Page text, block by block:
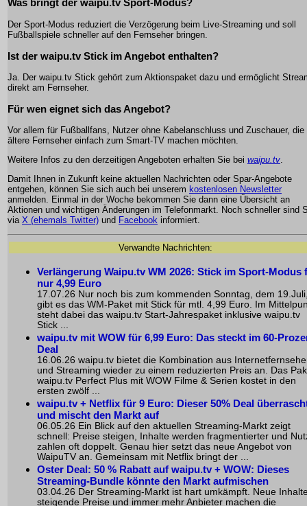
Was bringt der waipu.tv Sport-Modus?
Der Sport-Modus reduziert die Verzögerung beim Live-Streaming und soll
Fußballspiele schneller auf den Fernseher bringen.
Ist der waipu.tv Stick im Angebot enthalten?
Ja. Der waipu.tv Stick gehört zum Aktionspaket dazu und ermöglicht
direkt am Fernseher.
Für wen eignet sich das Angebot?
Vor allem für Fußballfans, Nutzer ohne Kabelanschluss und Zuschauer, die
ältere Fernseher einfach zum Smart-TV machen möchten.
Weitere Infos zu den derzeitigen Angeboten erhalten Sie bei waipu.tv.
Damit Ihnen in Zukunft keine aktuellen Nachrichten oder Spar-Angebote
entgehen, können Sie sich auch bei unserem kostenlosen Newsletter
anmelden. Einmal in der Woche bekommen Sie dann eine Übersicht an
Aktionen und wichtigen Änderungen im Telefonmarkt. Noch schneller sind
via X (ehemals Twitter) und Facebook informiert.
Verwandte Nachrichten:
Verlängerung Waipu.tv WM 2026: Stick im Sport-Modus
nur 4,99 Euro
17.07.26 Nur noch bis zum kommenden Sonntag, dem
gibt es das WM-Paket mit Stick für mtl. 4,99 Euro. Im
steht dabei das waipu.tv Start-Jahrespaket inklusive waipu.tv
Stick ...
waipu.tv mit WOW für 6,99 Euro: Das steckt im 60-
Deal
16.06.26 waipu.tv bietet die Kombination aus
und Streaming wieder zu einem reduzierten Preis an. Das
waipu.tv Perfect Plus mit WOW Filme & Serien kostet in den
ersten zwölf ...
waipu.tv + Netflix für 9 Euro: Dieser 50% Deal
und mischt den Markt auf
06.05.26 Ein Blick auf den aktuellen Streaming-Markt zeigt
schnell: Preise steigen, Inhalte werden fragmentierter und
zahlen oft doppelt. Genau hier setzt das neue Angebot von
WaipuTV an. Gemeinsam mit Netflix bringt der ...
Oster Deal: 50 % Rabatt auf waipu.tv + WOW: Dieses
Streaming-Bundle könnte den Markt aufmischen
03.04.26 Der Streaming-Markt ist hart umkämpft. Neue
steigende Preise und immer mehr Anbieter machen die